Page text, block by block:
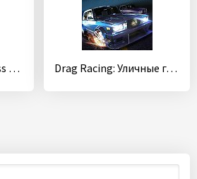
Mad Moto - Motocross racing - Dirt bike racing Drag Racing: Уличные гонки